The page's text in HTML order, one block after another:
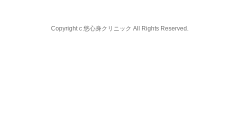
Copyright c 悠心身クリニック All Rights Reserved.